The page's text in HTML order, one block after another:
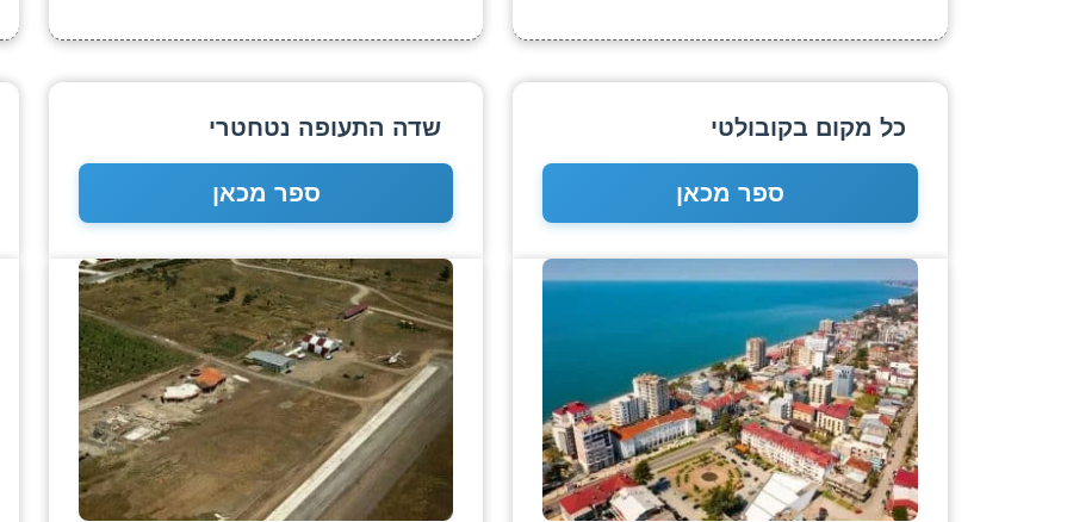
כל מקום בקובולטי
ספר מכאן
שדה התעופה נטחטרי
ספר מכאן